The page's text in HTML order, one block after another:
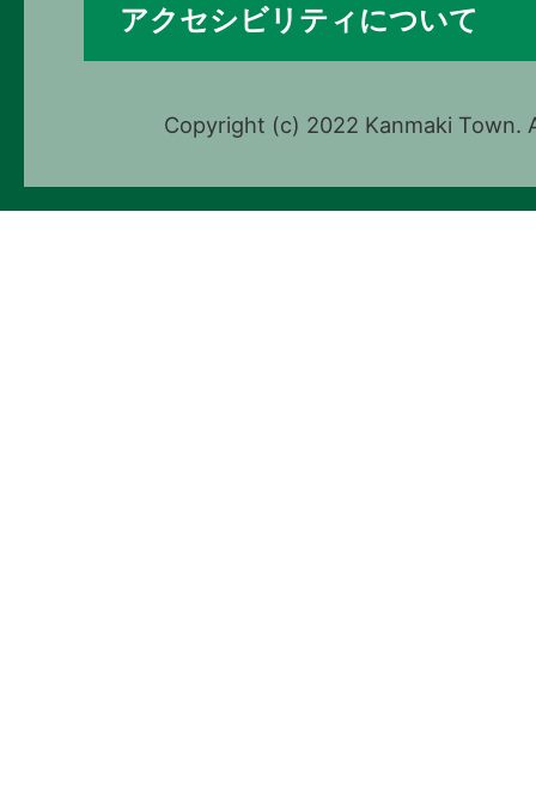
アクセシビリティについて
Copyright (c) 2022 Kanmaki Town.